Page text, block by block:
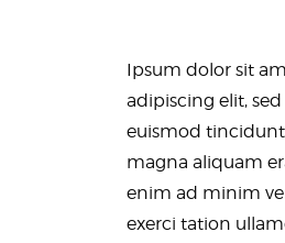
Ipsum dolor sit
adipiscing elit,
euismod
magna aliquam
enim ad minim
exerci tation